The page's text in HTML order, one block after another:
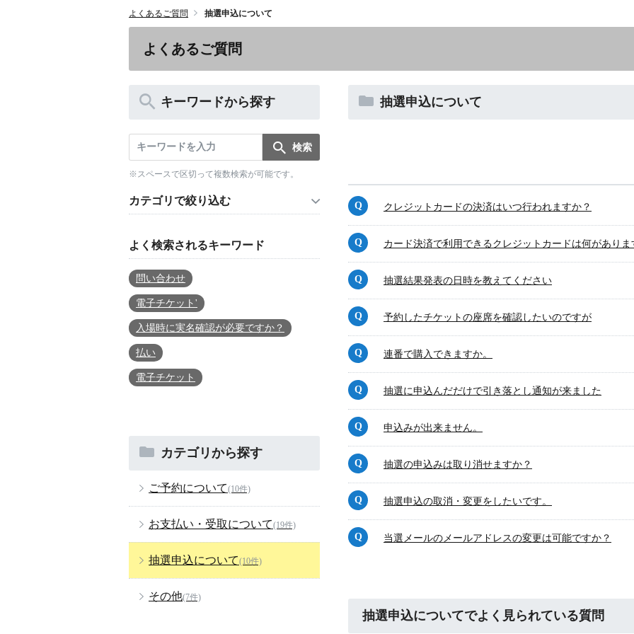
よくあるご質問 抽選申込について
よくあるご質問
キーワードから探す
※スペースで区切って複数検索が可能です。
カテゴリで絞り込む
よく検索されるキーワード
問い合わせ
電子チケット'
入場時に実名確認が必要ですか？
払い
電子チケット
カテゴリから探す
ご予約について(10件)
お支払い・受取について(19件)
抽選申込について(10件)
その他(7件)
抽選申込について
クレジットカードの決済はいつ行われますか？
カード決済で利用できるクレジットカードは何がありま
抽選結果発表の日時を教えてください
予約したチケットの座席を確認したいのですが
連番で購入できますか。
抽選に申込んだだけで引き落とし通知が来ました
申込みが出来ません。
抽選の申込みは取り消せますか？
抽選申込の取消・変更をしたいです。
当選メールのメールアドレスの変更は可能ですか？
抽選申込についてでよく見られている質問